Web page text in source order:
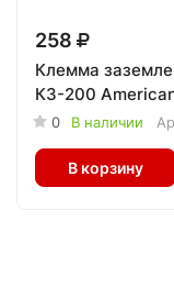
258
Клемма
КЗ-200
0 В наличии
В корзину